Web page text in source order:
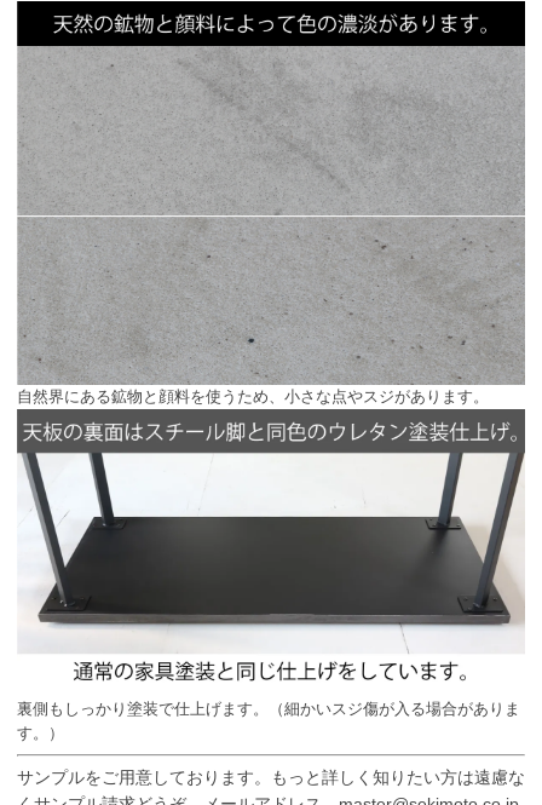
自然界にある鉱物と顔料を使うため、小さな点やスジがあります。
裏側もしっかり塗装で仕上げます。（細かいスジ傷が入る場合がありま
す。）
サンプルをご用意しております。もっと詳しく知りたい方は遠慮な